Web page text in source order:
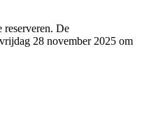
reserveren. De
28 november 2025 om